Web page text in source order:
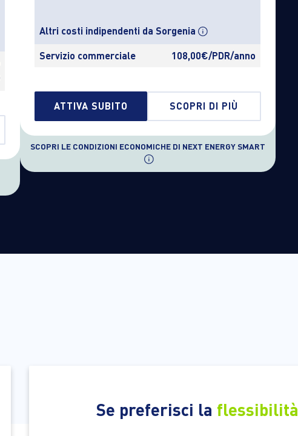
Altri costi indipendenti da Sorgenia
Servizio commerciale
108,00€/PDR/anno
ATTIVA SUBITO SCOPRI DI PIÙ
SCOPRI LE CONDIZIONI ECONOMICHE DI NEXT ENERGY SMART
Se preferisci la flessibilità